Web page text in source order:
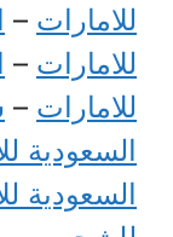
للامارات –
للامارات –
للامارات –
السعودية
السعودية